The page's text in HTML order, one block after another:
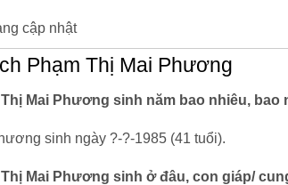
cập nhật
Phạm Thị Mai Phương
Thị Mai Phương sinh năm bao nhiêu, bao
sinh ngày ?-?-1985 (41 tuổi).
Thị Mai Phương sinh ở đâu, con giáp/